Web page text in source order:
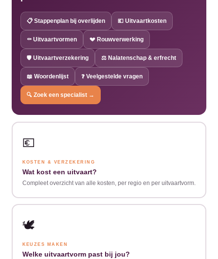
📋 Stappenplan bij overlijden 💶 Uitvaartkosten
⚰️ Uitvaartvormen 💔 Rouwverwerking
🛡️ Uitvaartverzekering ⚖️ Nalatenschap & erfrecht
📖 Woordenlijst ❓ Veelgestelde vragen
🔍 Zoek een specialist →
💶
KOSTEN & VERZEKERING
Wat kost een uitvaart?
Compleet overzicht van alle kosten, per regio en per uitvaartvorm.
🕊️
KEUZES MAKEN
Welke uitvaartvorm past bij jou?